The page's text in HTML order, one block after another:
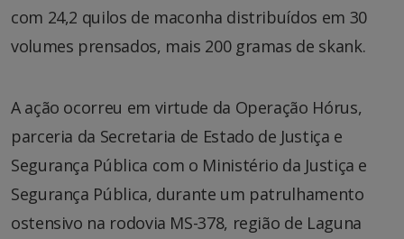
com 24,2 quilos de maconha distribuídos em 30
volumes prensados, mais 200 gramas de skank.
A ação ocorreu em virtude da Operação Hórus,
parceria da Secretaria de Estado de Justiça e
Segurança Pública com o Ministério da Justiça e
Segurança Pública, durante um patrulhamento
ostensivo na rodovia MS-378, região de Laguna